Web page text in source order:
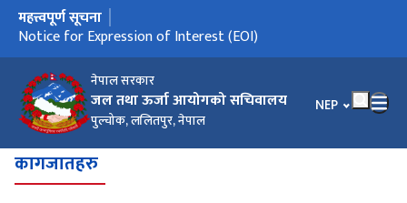
नेपाल सरकार
जल तथा ऊर्जा आयोगको सचिवालय
पुल्चोक, ललितपुर, नेपाल
भाषा चयन गर्नुहोस्
NEP
मुख्य नेभिगेसनमा जानुहोस्
महत्त्वपूर्ण सूचना
Notice for Expression of Interest (EOI)
कागजातहरु